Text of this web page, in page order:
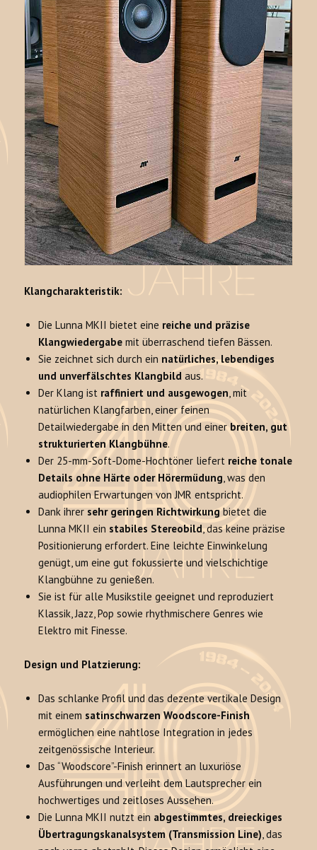
Klangcharakteristik:
Die Lunna MKII bietet eine reiche und präzise
Klangwiedergabe mit überraschend tiefen Bässen.
Sie zeichnet sich durch ein natürliches, lebendiges
und unverfälschtes Klangbild aus.
Der Klang ist raffiniert und ausgewogen, mit
natürlichen Klangfarben, einer feinen
Detailwiedergabe in den Mitten und einerbreiten, gut
strukturierten Klangbühne.
Der 25-mm-Soft-Dome-Hochtöner liefert reiche tonale
Details ohne Härte oder Hörermüdung, was den
audiophilen Erwartungen von JMR entspricht.
Dank ihrersehr geringen Richtwirkungbietet die
Lunna MKII ein stabiles Stereobild, das keine präzise
Positionierung erfordert. Eine leichte Einwinkelung
genügt, um eine gut fokussierte und vielschichtige
Klangbühne zu genießen.
Sie ist für alle Musikstile geeignet und reproduziert
Klassik, Jazz, Pop sowie rhythmischere Genres wie
Elektro mit Finesse.
Design und Platzierung:
Das schlanke Profil und das dezente vertikale Design
mit einem satinschwarzen Woodscore-Finish
ermöglichen eine nahtlose Integration in jedes
zeitgenössische Interieur.
Das “Woodscore”-Finish erinnert an luxuriöse
Ausführungen und verleiht dem Lautsprecher ein
hochwertiges und zeitloses Aussehen.
Die Lunna MKII nutzt ein abgestimmtes, dreieckiges
Übertragungskanalsystem (Transmission Line), das